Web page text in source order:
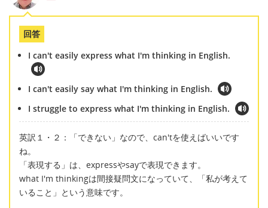
回答
I can't easily express what I'm thinking in English.
I can't easily say what I'm thinking in English.
I struggle to express what I'm thinking in English.
英訳１・２：「できない」なので、can'tを使えばいいです
ね。
「表現する」は、expressやsayで表現できます。
what I'm thinkingは間接疑問文になっていて、「私が考えて
いること」という意味です。